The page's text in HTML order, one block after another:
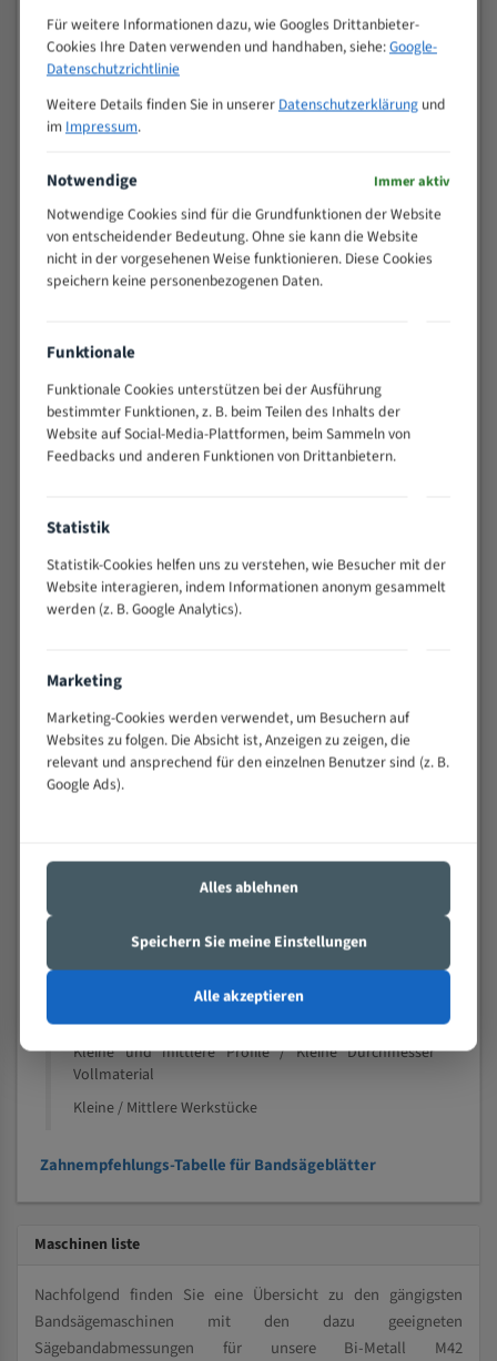
M (mm)
Zähne pro
Zoll (ZpZ))
>
25
10/14
15 - 40
35 - 70
50 - 120
4/6
80 - 180
3/4
130 -
2/3
450
600
1,1/1,6
> 500
0,75/1,25
Vorteile:
Anwendungen
Widerstandsfähig gegen Zahnbruch auch bei
schwierigen Werkstücken (Materialmischung,
wechselnde Verbindungslängen)
Technische Beschreibung:
Positiver Spanwinkel
Bandkörper aus hochlegiertem Federstahl
Spezielle Zahngeometrie und Zahnteilung
Speziell entwickelt für Profile / Rohre
Kleine und mittlere Profile / Kleine Durchmesser
Vollmaterial
Kleine / Mittlere Werkstücke
Zahnempfehlungs-Tabelle für Bandsägeblätter
Maschinen liste
Nachfolgend finden Sie eine Übersicht zu den gängigsten
Bandsägemaschinen mit den dazu geeigneten
Sägebandabmessungen für unsere Bi-Metall M42
Für weitere Informationen dazu, wie Googles Drittanbieter-
Cookies Ihre Daten verwenden und handhaben, siehe:Google-
Datenschutzrichtlinie
Weitere Details finden Sie in unserer Datenschutzerklärungund
im Impressum.
Notwendige Immer aktiv
Notwendige Cookies sind für die Grundfunktionen der Website
von entscheidender Bedeutung. Ohne sie kann die Website
nicht in der vorgesehenen Weise funktionieren. Diese Cookies
speichern keine personenbezogenen Daten.
Funktionale
Funktionale Cookies unterstützen bei der Ausführung
bestimmter Funktionen, z. B. beim Teilen des Inhalts der
Website auf Social-Media-Plattformen, beim Sammeln von
Feedbacks und anderen Funktionen von Drittanbietern.
Statistik
Statistik-Cookies helfen uns zu verstehen, wie Besucher mit der
Website interagieren, indem Informationen anonym gesammelt
werden (z. B. Google Analytics).
Marketing
Marketing-Cookies werden verwendet, um Besuchern auf
Websites zu folgen. Die Absicht ist, Anzeigen zu zeigen, die
relevant und ansprechend für den einzelnen Benutzer sind (z. B.
Google Ads).
Alles ablehnen
Speichern Sie meine Einstellungen
Alle akzeptieren